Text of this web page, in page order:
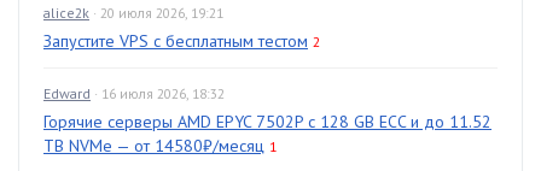
alice2k · 20 июля 2026, 19:21
Запустите VPS с бесплатным тестом 2
Edward · 16 июля 2026, 18:32
Горячие серверы AMD EPYC 7502P с 128 GB ECC и до 11.52
TB NVMe — от 14580₽/месяц 1